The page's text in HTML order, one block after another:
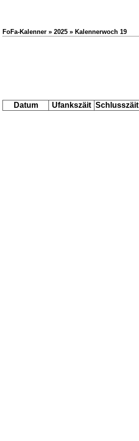
FoFa-Kalenner » 2025 » Kalennerwoch 19
Datum Ufankszäit Schlusszäit